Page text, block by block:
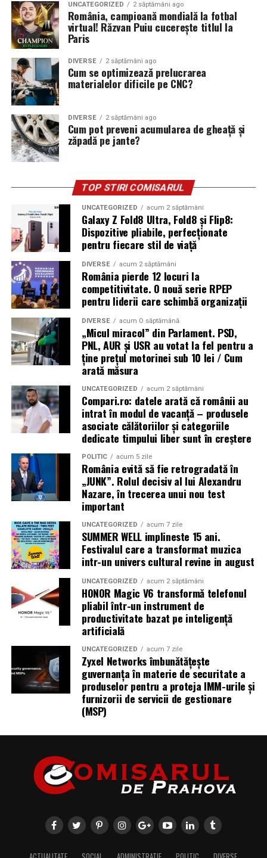
UNCATEGORIZED 2 săptămâni ago
România, campioană mondială la fotbal
virtual! Răzvan Puiu cucerește titlul la
Paris
DIVERSE 2 săptămâni ago
Cum se optimizează prelucrarea
materialelor dificile pe CNC?
DIVERSE 2 săptămâni ago
Cum pot preveni acumularea de gheață și
zăpadă pe jante?
TOP STIRI COMISARUL
UNCATEGORIZED acum 2 săptămâni
Galaxy Z Fold8 Ultra, Fold8 și Flip8:
Dispozitive pliabile, perfecționate
pentru fiecare stil de viață
DIVERSE acum 2 săptămâni
România pierde 12 locuri la
competitivitate. O nouă serie RPEP
pentru liderii care schimbă organizații
DIVERSE acum O săptămână
„Micul miracol” din Parlament. PSD,
PNL, AUR și USR au votat la fel pentru a
ține prețul motorinei sub 10 lei / Cum
arată măsura
UNCATEGORIZED acum 2 săptămâni
Compari.ro: datele arată că românii au
intrat în modul de vacanță – produsele
asociate călătoriilor și categoriile
dedicate timpului liber sunt în creștere
POLITIC acum 5 zile
România evită să fie retrogradată în
„JUNK”. Rolul decisiv al lui Alexandru
Nazare, în trecerea unui nou test
important
UNCATEGORIZED acum 7 zile
SUMMER WELL implineste 15 ani.
Festivalul care a transformat muzica
intr-un univers cultural revine in august
UNCATEGORIZED acum 2 săptămâni
HONOR Magic V6 transformă telefonul
pliabil într-un instrument de
productivitate bazat pe inteligență
artificială
UNCATEGORIZED acum 7 zile
Zyxel Networks îmbunătățește
guvernanța în materie de securitate a
produselor pentru a proteja IMM-urile și
furnizorii de servicii de gestionare
(MSP)